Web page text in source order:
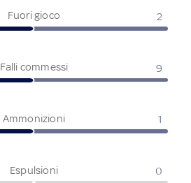
Fuori gioco 2
Falli commessi 9
Ammonizioni 1
Espulsioni 0